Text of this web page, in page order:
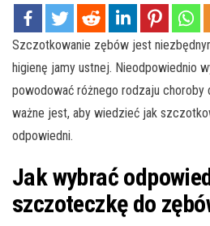
Szczotkowanie zębów jest
higienę jamy ustnej. Nieodpowiednio
powodować różnego rodzaju choroby
ważne jest, aby wiedzieć jak
odpowiedni.
Jak wybrać
szczoteczkę do